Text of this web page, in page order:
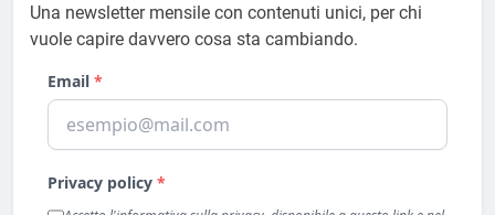
Una newsletter mensile con contenuti unici, per chi
vuole capire davvero cosa sta cambiando.